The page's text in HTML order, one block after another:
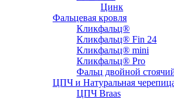
Цинк
Фальцевая кровля
Кликфальц®
Кликфальц® Fin 24
Кликфальц® mini
Кликфальц® Pro
Фальц двойной
ЦПЧ и Натуральная
ЦПЧ Braas